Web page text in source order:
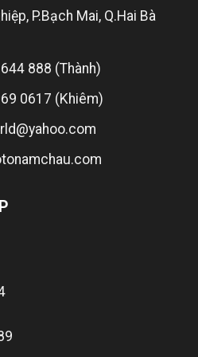
P.Bạch Mai, Q.Hai Bà
888 (Thành)
0617 (Khiêm)